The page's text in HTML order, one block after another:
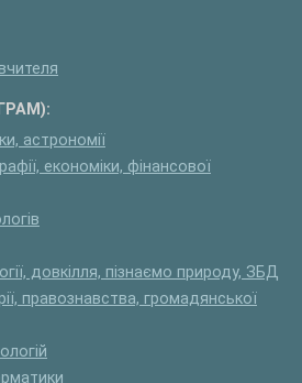
астрономії
економіки, фінансової
довкілля, пізнаємо природу, ЗБД
правознавства, громадянської